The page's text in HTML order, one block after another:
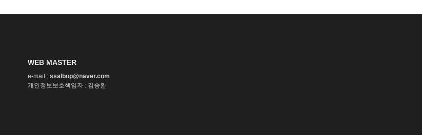
WEB MASTER
e-mail : ssalbop@naver.com
개인정보보호책임자 : 김승환